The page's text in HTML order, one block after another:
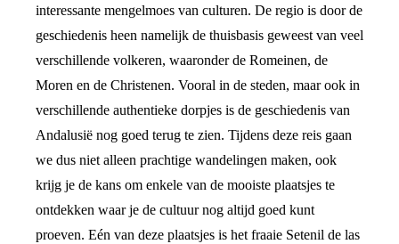
interessante mengelmoes van culturen. De regio is door de
geschiedenis heen namelijk de thuisbasis geweest van veel
verschillende volkeren, waaronder de Romeinen, de
Moren en de Christenen. Vooral in de steden, maar ook in
verschillende authentieke dorpjes is de geschiedenis van
Andalusië nog goed terug te zien. Tijdens deze reis gaan
we dus niet alleen prachtige wandelingen maken, ook
krijg je de kans om enkele van de mooiste plaatsjes te
ontdekken waar je de cultuur nog altijd goed kunt
proeven. Eén van deze plaatsjes is het fraaie Setenil de las